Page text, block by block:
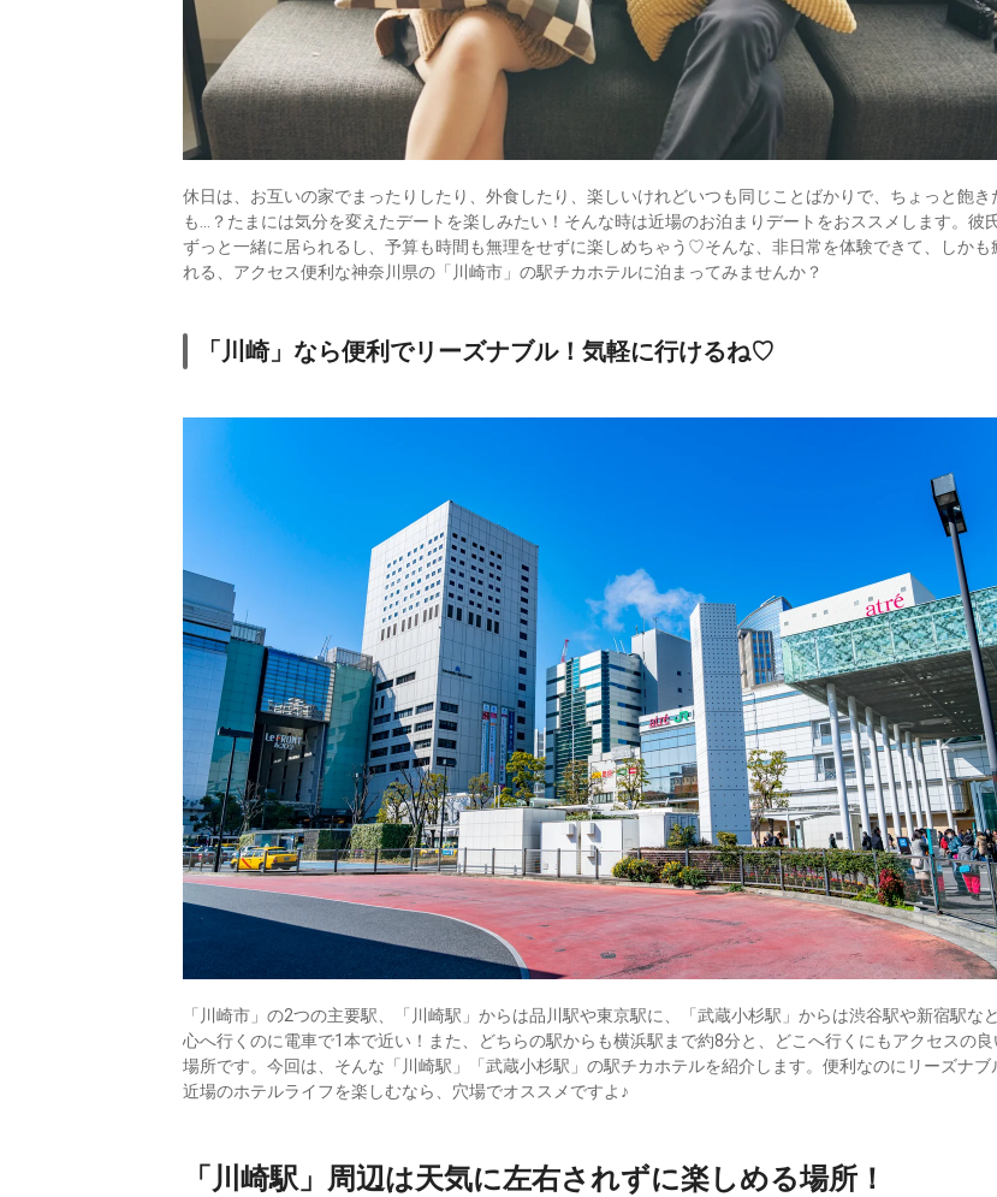
休日は、お互いの家でまったりしたり、外食したり、楽しいけれどいつも同じことばかりで、ちょっと飽き
も…？たまには気分を変えたデートを楽しみたい！そんな時は近場のお泊まりデートをおススメします。彼
ずっと一緒に居られるし、予算も時間も無理をせずに楽しめちゃう♡そんな、非日常を体験できて、しかも
れる、アクセス便利な神奈川県の「川崎市」の駅チカホテルに泊まってみませんか？
「川崎」なら便利でリーズナブル！気軽に行けるね♡
「川崎市」の2つの主要駅、「川崎駅」からは品川駅や東京駅に、「武蔵小杉駅」からは渋谷駅や新宿駅な
心へ行くのに電車で1本で近い！また、どちらの駅からも横浜駅まで約8分と、どこへ行くにもアクセスの良
場所です。今回は、そんな「川崎駅」「武蔵小杉駅」の駅チカホテルを紹介します。便利なのにリーズナブ
近場のホテルライフを楽しむなら、穴場でオススメですよ♪
「川崎駅」周辺は天気に左右されずに楽しめる場所！